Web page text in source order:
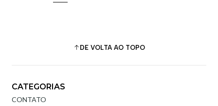
DE VOLTA AO TOPO
CATEGORIAS
CONTATO